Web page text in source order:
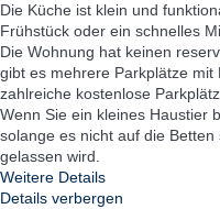
Die Küche ist klein und
Frühstück oder ein schnelles
Die Wohnung hat keinen
gibt es mehrere Parkplätze
zahlreiche kostenlose
Wenn Sie ein kleines Haustier
solange es nicht auf die
gelassen wird.
Weitere Details
Details verbergen